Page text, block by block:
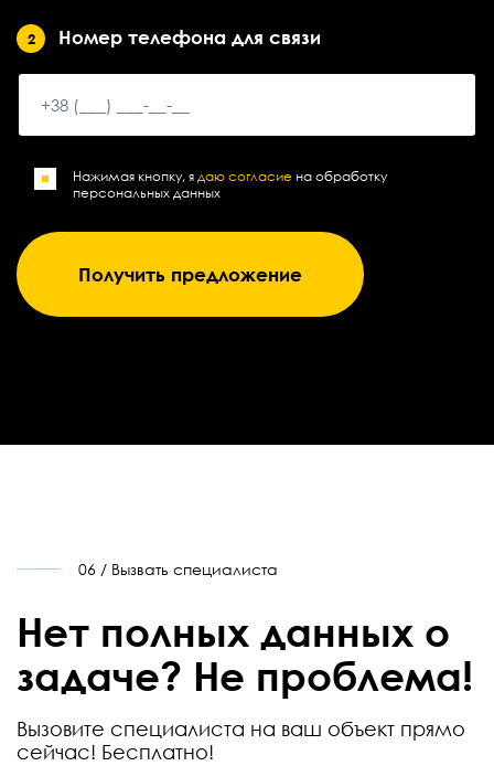
2 Номер телефона для связи
Нажимая кнопку, я даю согласие на обработку
персональных данных
06 / Вызвать специалиста
Нет полных данных о
задаче? Не проблема!
Вызовите специалиста на ваш объект прямо
сейчас! Бесплатно!